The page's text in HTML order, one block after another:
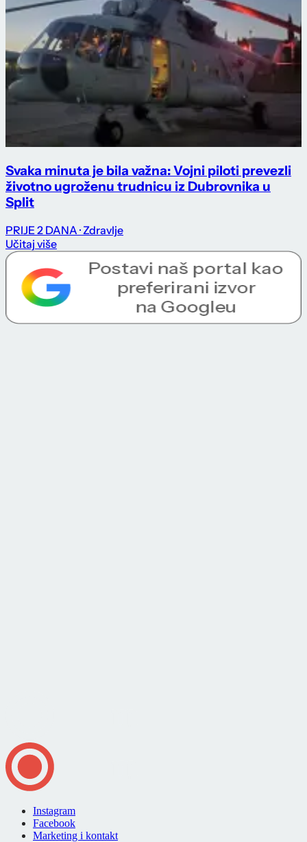
Svaka minuta je bila važna: Vojni piloti prevezli
životno ugroženu trudnicu iz Dubrovnika u
Split
PRIJE 2 DANA · Zdravlje
Učitaj više
Instagram
Facebook
Marketing i kontakt